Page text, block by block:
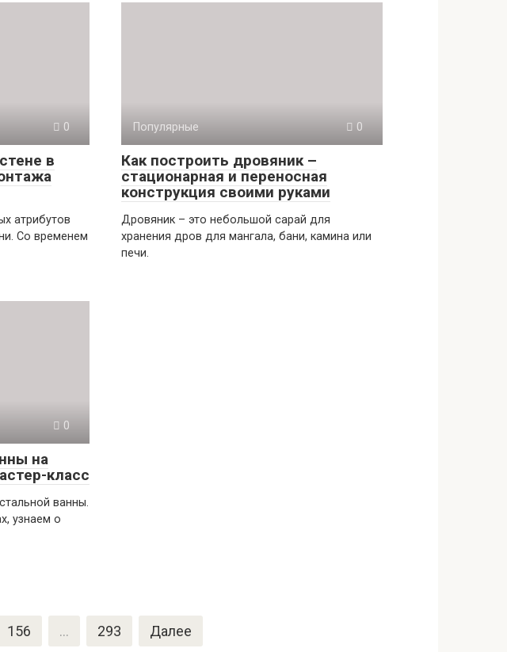
0
в
атрибутов
Со временем
Популярные 0
Как построить дровяник –
стационарная и переносная
конструкция своими руками
Дровяник – это небольшой сарай для
хранения дров для мангала, бани, камина или
печи.
0
на
класс
ванны.
узнаем о
156 … 293 Далее